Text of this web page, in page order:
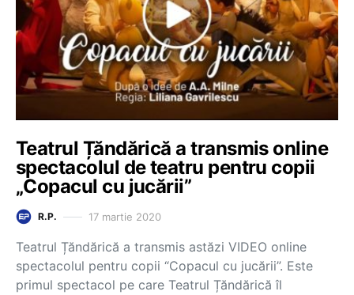
Teatrul Țăndărică a transmis online
spectacolul de teatru pentru copii
„Copacul cu jucării”
R.P. 17 martie 2020
Teatrul Țăndărică a transmis astăzi VIDEO online
spectacolul pentru copii “Copacul cu jucării”. Este
primul spectacol pe care Teatrul Țăndărică îl